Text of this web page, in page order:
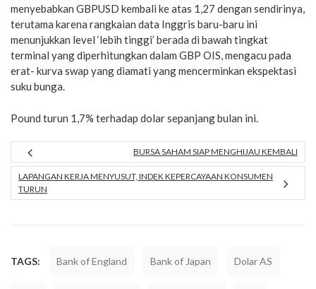
menyebabkan GBPUSD kembali ke atas 1,27 dengan sendirinya,
terutama karena rangkaian data Inggris baru-baru ini
menunjukkan level ‘lebih tinggi’ berada di bawah tingkat
terminal yang diperhitungkan dalam GBP OIS, mengacu pada
erat- kurva swap yang diamati yang mencerminkan ekspektasi
suku bunga.
Pound turun 1,7% terhadap dolar sepanjang bulan ini.
BURSA SAHAM SIAP MENGHIJAU KEMBALI
LAPANGAN KERJA MENYUSUT, INDEK KEPERCAYAAN KONSUMEN
TURUN
TAGS: Bank of England Bank of Japan Dolar AS